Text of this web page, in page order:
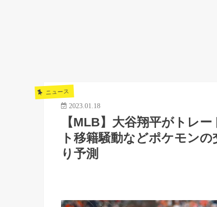
ニュース
2023.01.18
【MLB】大谷翔平がトレ
ト移籍騒動などポケモン
り予測